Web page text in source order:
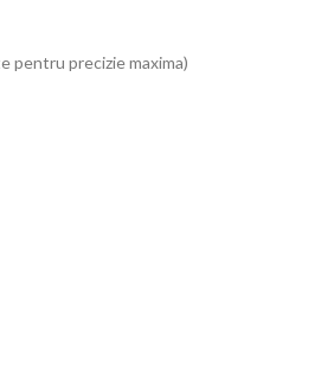
pentru precizie maxima)